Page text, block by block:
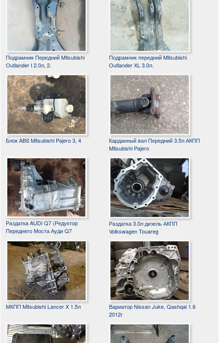
Подрамник Передний Mitsubishi
Outlander I 2.0л, 2.
Подрамник передний Mitsubishi
Outlander XL 3.0л.
Блок ABS Mitsubishi Pajero 3, 4
Карданный вал Передний 3.5л АКПП
Mitsubishi Pajero
Раздатка AUDI Q7 (Редуктор
Переднего Моста Ауди Q7
Раздатка 3.0л дизель АКПП
Volkswagen Touareg
МКПП Mitsubishi Lancer X 1.5л
Вариатор Nissan Juke, Qashqai 1.6
2012г